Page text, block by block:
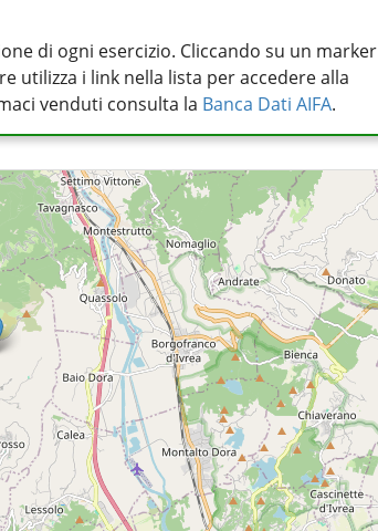
di ogni esercizio. Cliccando su un marker
utilizza i link nella lista per accedere alla
venduti consulta la Banca Dati AIFA.